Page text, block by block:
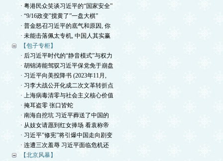
· 粤港民众笑谈习近平的“国家安全”
· “9/16政变”搅黄了”一盘大棋”
· 普金怒召习近平的底气和原因, 你
· 未能击落佩太专机, 中国人其实赢
【包子专柜】
· 后习近平时代的“静音模式”与权力
· 胡锦涛能驾驭习近平保党免于崩盘
· 习近平向美投降书 (2023年11月,
· 习李大战公开化成二次文革转折点
· 上海病毒清零与社会主义核心价值
· 掩耳盗零 张口皆蛇
· 南海自挖坑 习近平葬送了中国的
· 从妓女请愿到红女捧场 看袁称帝
· 习近平”修宪”将引爆中国走向剧变
· 连遭三次羞辱 习近平面临危机还
【北京风暴】